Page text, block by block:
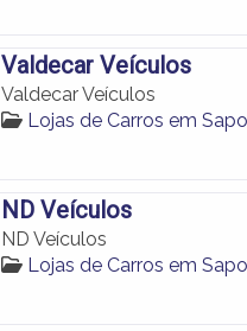
Valdecar Veículos
Valdecar Veículos
Lojas de Carros em
ND Veículos
ND Veículos
Lojas de Carros em